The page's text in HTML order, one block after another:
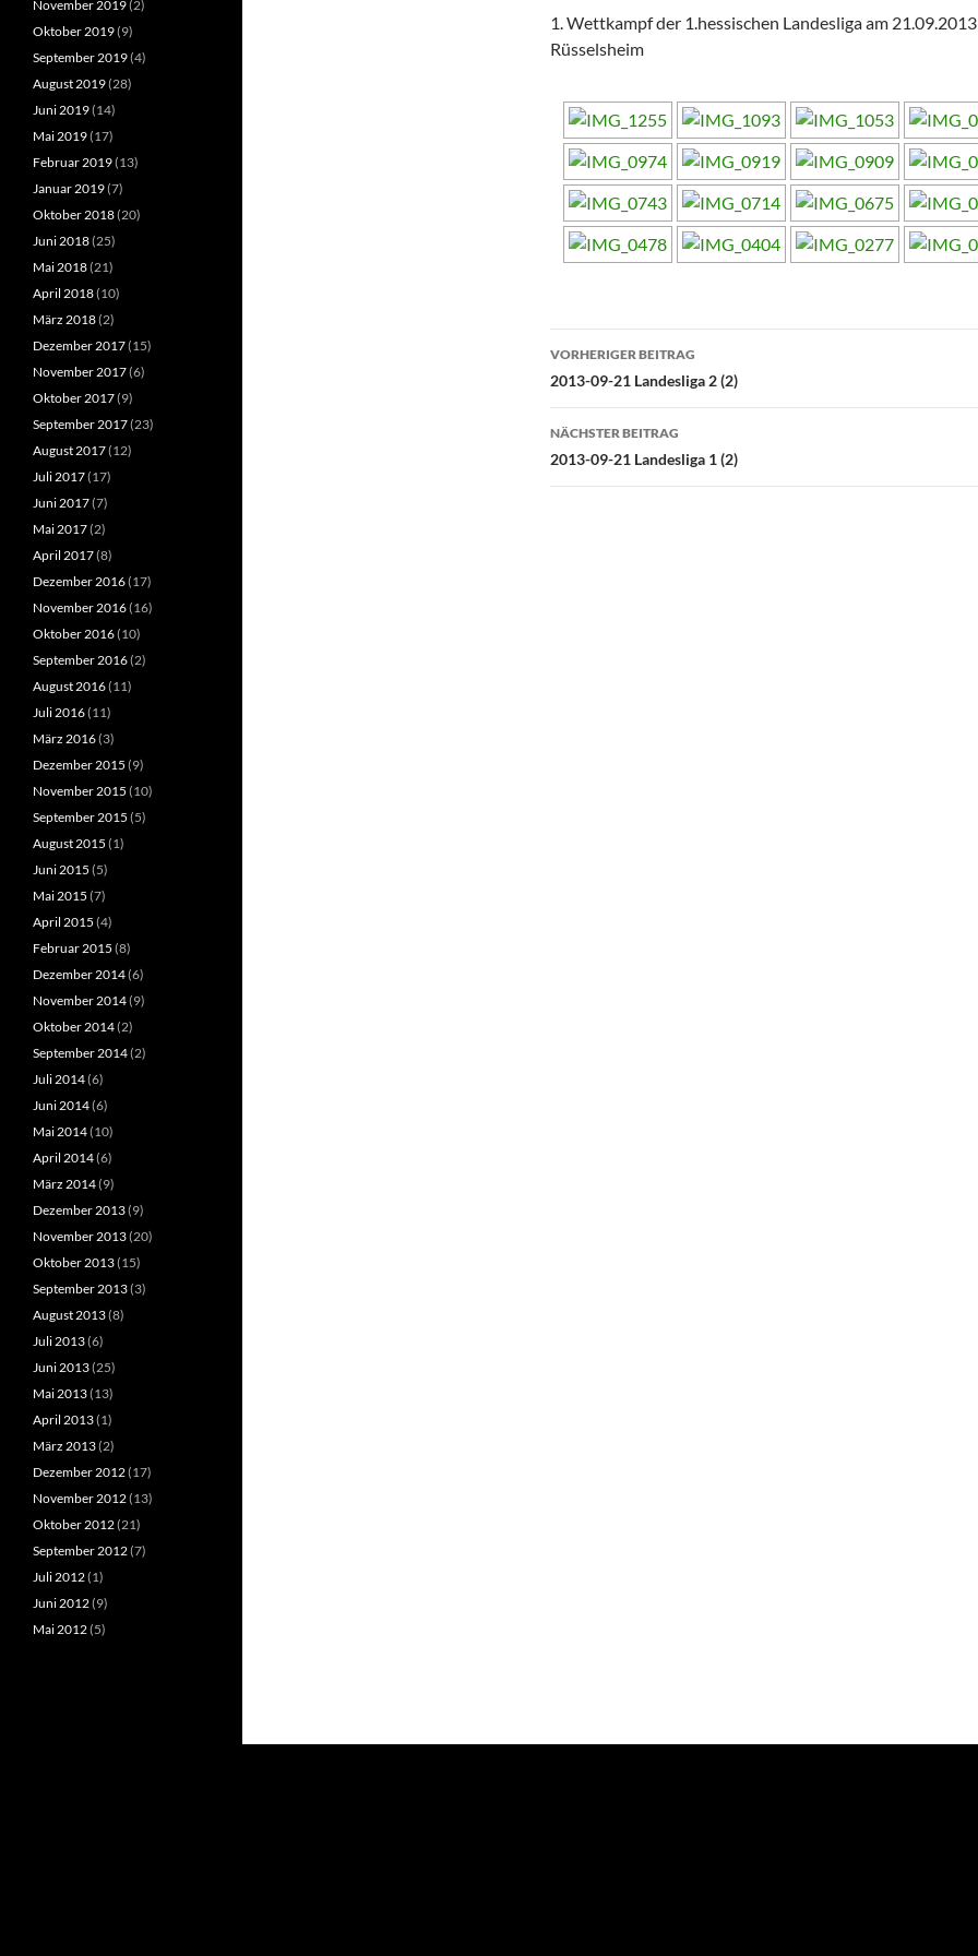
1. Wettkampf der 1.hessischen Landesliga am
Rüsselsheim
Beitragsnavigation
VORHERIGER BEITRAG
2013-09-21 Landesliga 2 (2)
NÄCHSTER BEITRAG
2013-09-21 Landesliga 1 (2)
November 2019(2)
Oktober 2019(9)
September 2019(4)
August 2019(28)
Juni 2019(14)
Mai 2019(17)
Februar 2019(13)
Januar 2019(7)
Oktober 2018(20)
Juni 2018(25)
Mai 2018(21)
April 2018(10)
März 2018(2)
Dezember 2017(15)
November 2017(6)
Oktober 2017(9)
September 2017(23)
August 2017(12)
Juli 2017(17)
Juni 2017(7)
Mai 2017(2)
April 2017(8)
Dezember 2016(17)
November 2016(16)
Oktober 2016(10)
September 2016(2)
August 2016(11)
Juli 2016(11)
März 2016(3)
Dezember 2015 (9)
November 2015 (10)
September 2015 (5)
August 2015 (1)
Juni 2015 (5)
Mai 2015 (7)
April 2015 (4)
Februar 2015 (8)
Dezember 2014(6)
November 2014(9)
Oktober 2014(2)
September 2014(2)
Juli 2014(6)
Juni 2014(6)
Mai 2014(10)
April 2014(6)
März 2014(9)
Dezember 2013(9)
November 2013(20)
Oktober 2013(15)
September 2013(3)
August 2013(8)
Juli 2013(6)
Juni 2013(25)
Mai 2013(13)
April 2013(1)
März 2013(2)
Dezember 2012(17)
November 2012(13)
Oktober 2012(21)
September 2012(7)
Juli 2012(1)
Juni 2012(9)
Mai 2012(5)